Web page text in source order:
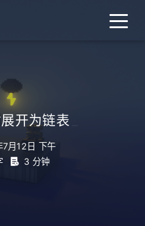
开为链表
月12日 下午
3 分钟